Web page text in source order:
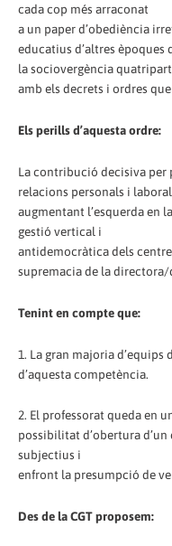
cada cop més arraconat
a un paper d’obediència
educatius d’altres èpoques
la sociovergència
amb els decrets i ordres
Els perills d’aquesta ordre:
La contribució decisiva per
relacions personals i
augmentant l’esquerda en
gestió vertical i
antidemocràtica dels
supremacia de la
Tenint en compte que:
1. La gran majoria
d’aquesta competència.
2. El professorat queda en
possibilitat d’obertura
subjectius i
enfront la presumpció de
Des de la CGT proposem: